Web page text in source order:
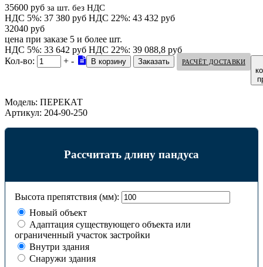
35600 руб за шт. без НДС
НДС 5%: 37 380 руб НДС 22%: 43 432 руб
32040 руб
цена при заказе 5 и более шт.
НДС 5%: 33 642 руб НДС 22%: 39 088,8 руб
Кол-во:
+ - РАСЧЁТ ДОСТАВКИ
Модель: ПЕРЕКАТ
Артикул: 204-90-250
Рассчитать длину пандуса
Высота препятствия (мм):
Новый объект
Адаптация существующего объекта или
ограниченный участок застройки
Внутри здания
Снаружи здания